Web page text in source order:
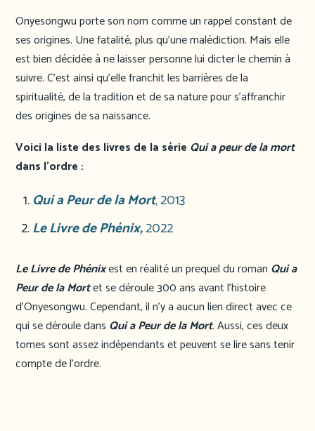
Onyesongwu porte son nom comme un rappel constant de
ses origines. Une fatalité, plus qu’une malédiction. Mais elle
est bien décidée à ne laisser personne lui dicter le chemin à
suivre. C’est ainsi qu’elle franchit les barrières de la
spiritualité, de la tradition et de sa nature pour s’affranchir
des origines de sa naissance.
Voici la liste des livres de la série Qui a peur de la mort
dans l’ordre :
Qui a Peur de la Mort, 2013
Le Livre de Phénix,2022
Le Livre de Phénixest en réalité un prequel du roman Qui a
Peur de la Mortet se déroule 300 ans avant l’histoire
d’Onyesongwu. Cependant, il n’y a aucun lien direct avec ce
qui se déroule dans Qui a Peur de la Mort. Aussi, ces deux
tomes sont assez indépendants et peuvent se lire sans tenir
compte de l’ordre.